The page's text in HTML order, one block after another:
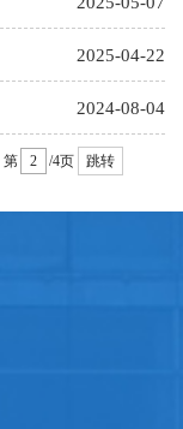
2025-04-22
2024-08-04
第 /4页 跳转